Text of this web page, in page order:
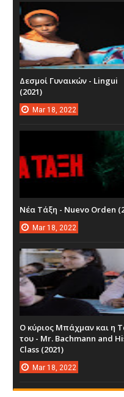
Δεσμοί Γυναικών - Lingui
(2021)
Mar 18, 2022
Νέα Τάξη - Nuevo Orden
Mar 18, 2022
Ο κύριος Μπάχμαν και η
του - Mr. Bachmann and
Class (2021)
Mar 18, 2022